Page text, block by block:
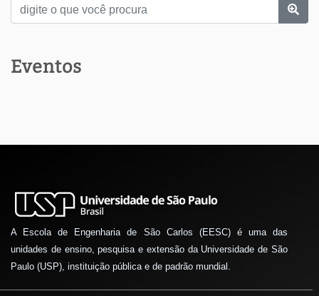
Eventos
A Escola de Engenharia de São Carlos (EESC) é uma das
unidades de ensino, pesquisa e extensão da Universidade de São
Paulo (USP), instituição pública e de padrão mundial.